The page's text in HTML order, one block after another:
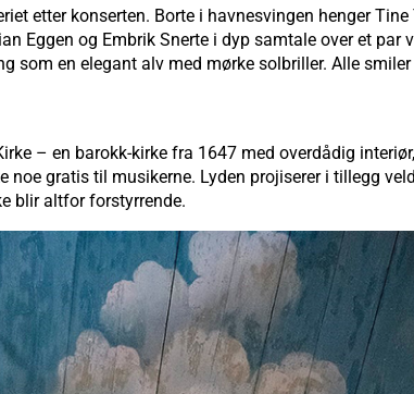
etter konserten. Borte i havnesvingen henger
Eggen og Embrik Snerte i dyp samtale over et par
som en elegant alv med mørke solbriller. Alle
– en barokk-kirke fra 1647 med overdådig
gratis til musikerne. Lyden projiserer i tillegg
blir altfor forstyrrende.